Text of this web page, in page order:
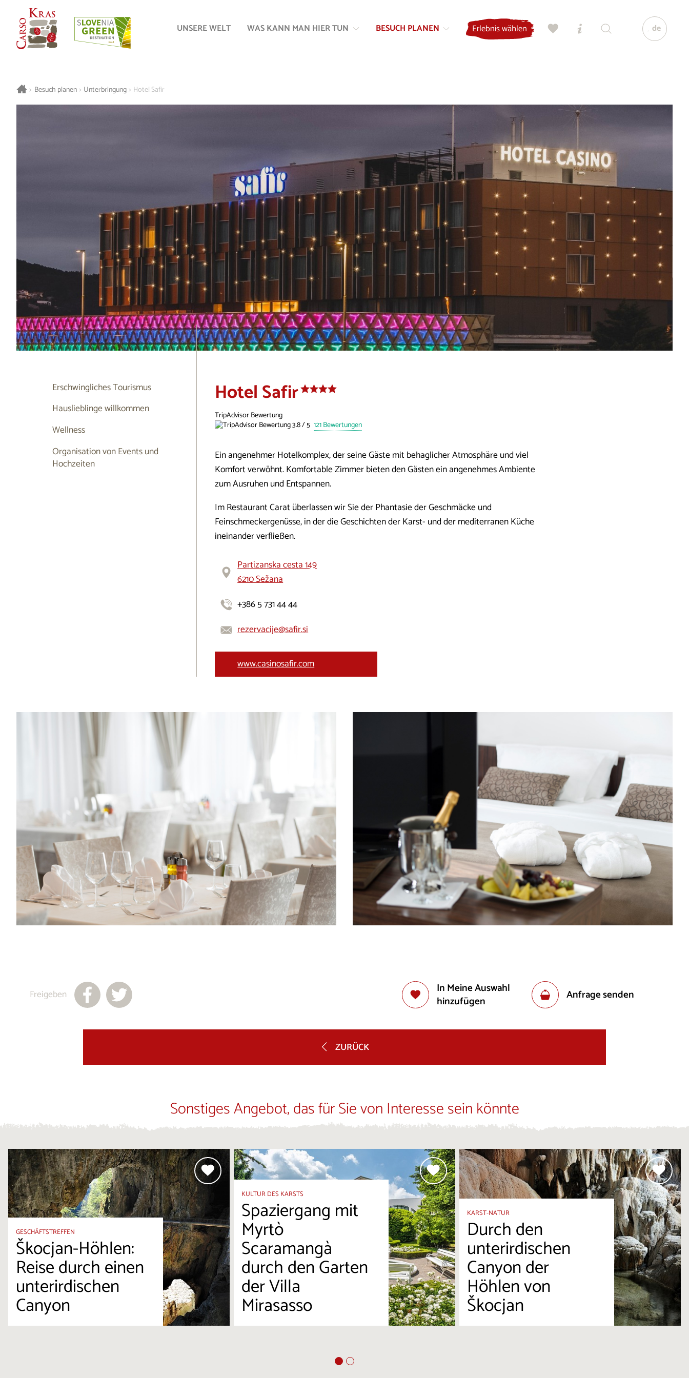
Inhalt
Navigation
UNSERE WELT WAS KANN MAN HIER TUN BESUCH PLANEN Erlebnis wählen de
> Besuch planen > Unterbringung > Hotel Safir
Hotel Safir
TripAdvisor Bewertung
121 Bewertungen
Ein angenehmer Hotelkomplex, der seine Gäste mit behaglicher Atmosphäre und viel
Komfort verwöhnt. Komfortable Zimmer bieten den Gästen ein angenehmes Ambiente
zum Ausruhen und Entspannen.
Im Restaurant Carat überlassen wir Sie der Phantasie der Geschmäcke und
Feinschmeckergenüsse, in der die Geschichten der Karst- und der mediterranen Küche
ineinander verfließen.
Partizanska cesta 149
6210 Sežana
+386 5 731 44 44
rezervacije@safir.si
www.casinosafir.com
Erschwingliches Tourismus
Hauslieblinge willkommen
Wellness
Organisation von Events und
Hochzeiten
In Meine Auswahl
hinzufügen
Anfrage senden
Freigeben
ZURÜCK
Sonstiges Angebot, das für Sie von Interesse sein könnte
GESCHÄFTSTREFFEN
Škocjan-Höhlen:
Reise durch einen
unterirdischen
Canyon
KULTUR DES KARSTS
Spaziergang mit
Myrtò
Scaramangà
durch den Garten
der Villa
Mirasasso
KARST-NATUR
Durch den
unterirdischen
Canyon der
Höhlen von
Škocjan